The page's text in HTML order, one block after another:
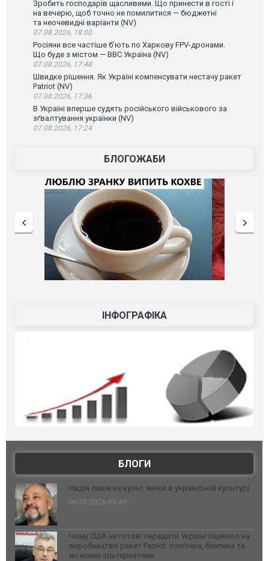
Зробить господарів щасливими. Що принести в гості і
на вечерю, щоб точно не помилитися — бюджетні
та неочевидні варіанти (NV)
07.08.2026, 18:00
Росіяни все частіше бʼють по Харкову FPV-дронами.
Що буде з містом — ВВС Україна (NV)
07.08.2026, 17:48
Швидке рішення. Як Україні компенсувати нестачу ракет
Patriot (NV)
07.08.2026, 17:36
В Україні вперше судять російського військового за
зґвалтування українки (NV)
07.08.2026, 17:24
БЛОГОЖАБИ
ІНФОГРАФІКА
БЛОГИ
Надія лише на культ жінки в українській культурі
06.08.2026 08:49
Чому США не готові передати Україні ліцензію на
виробництво ракет Patriot: політика, безпека та
можливі альтернативи